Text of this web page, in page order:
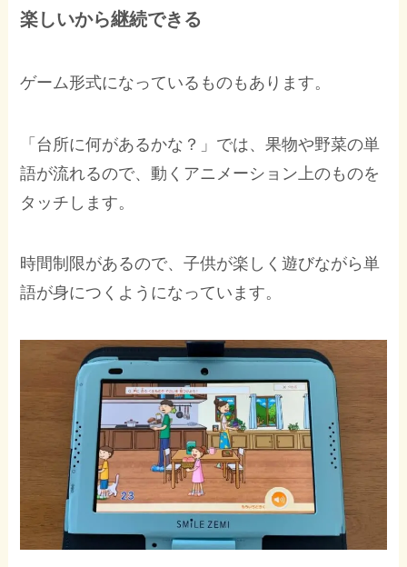
楽しいから継続できる
ゲーム形式になっているものもあります。
「台所に何があるかな？」では、果物や野菜の単
語が流れるので、動くアニメーション上のものを
タッチします。
時間制限があるので、子供が楽しく遊びながら単
語が身につくようになっています。